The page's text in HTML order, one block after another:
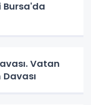
Bursa'da
Vatan